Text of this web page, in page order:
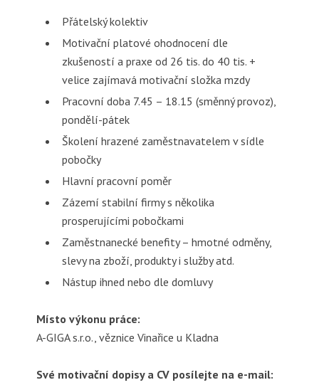
Přátelský kolektiv
Motivační platové ohodnocení dle
zkušeností a praxe od 26 tis. do 40 tis. +
velice zajímavá motivační složka mzdy
Pracovní doba 7.45 – 18.15 (směnný provoz),
pondělí-pátek
Školení hrazené zaměstnavatelem v sídle
pobočky
Hlavní pracovní poměr
Zázemí stabilní firmy s několika
prosperujícími pobočkami
Zaměstnanecké benefity – hmotné odměny,
slevy na zboží, produkty i služby atd.
Nástup ihned nebo dle domluvy
Místo výkonu práce:
A-GIGA s.r.o., věznice Vinařice u Kladna
Své motivační dopisy a CV posílejte na e-mail: